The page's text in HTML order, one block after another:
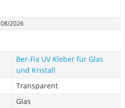
08/2026
Ber-Fix UV Kleber für Glas
und Kristall
Transparent
Glas